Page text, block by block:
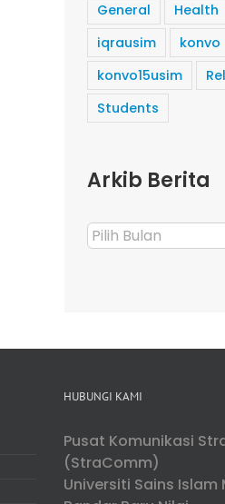
General
Health
iqrausim
konvo
konvo15usim
Students
Arkib Berita
Arkib
Berita
HUBUNGI KAMI
Pusat Komunikasi
(StraComm)
Universiti Sains Islam